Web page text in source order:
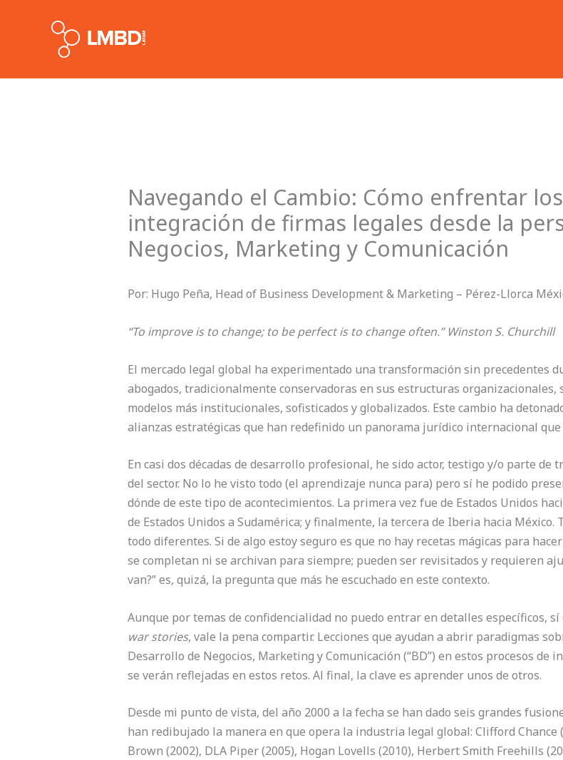
Navegando el Cambio: Cómo enfrentar
integración de firmas legales desde la
Negocios, Marketing y Comunicación
Por: Hugo Peña, Head of Business Development & Marketing – Pérez-Llorca
“To improve is to change; to be perfect is to change often.” Winston S. Churchill
El mercado legal global ha experimentado una transformación sin precedentes
abogados, tradicionalmente conservadoras en sus estructuras
modelos más institucionales, sofisticados y globalizados. Este cambio ha
alianzas estratégicas que han redefinido un panorama jurídico internacional que
En casi dos décadas de desarrollo profesional, he sido actor, testigo y/o parte
del sector. No lo he visto todo (el aprendizaje nunca para) pero sí he podido
dónde de este tipo de acontecimientos. La primera vez fue de Estados Unidos
de Estados Unidos a Sudamérica; y finalmente, la tercera de Iberia hacia
todo diferentes. Si de algo estoy seguro es que no hay recetas mágicas para
se completan ni se archivan para siempre; pueden ser revisitados y requieren
van?” es, quizá, la pregunta que más he escuchado en este contexto.
Aunque por temas de confidencialidad no puedo entrar en detalles específicos,
war stories, vale la pena compartir. Lecciones que ayudan a abrir paradigmas
Desarrollo de Negocios, Marketing y Comunicación (“BD”) en estos procesos de
se verán reflejadas en estos retos. Al final, la clave es aprender unos de otros.
Desde mi punto de vista, del año 2000 a la fecha se han dado seis grandes
han redibujado la manera en que opera la industria legal global: Clifford
Brown (2002), DLA Piper (2005), Hogan Lovells (2010), Herbert Smith Freehills